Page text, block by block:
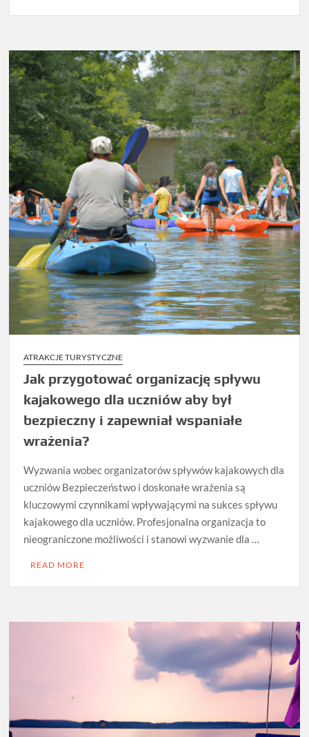
ATRAKCJE TURYSTYCZNE
Jak przygotować organizację spływu
kajakowego dla uczniów aby był
bezpieczny i zapewniał wspaniałe
wrażenia?
Wyzwania wobec organizatorów spływów kajakowych dla
uczniów Bezpieczeństwo i doskonałe wrażenia są
kluczowymi czynnikami wpływającymi na sukces spływu
kajakowego dla uczniów. Profesjonalna organizacja to
nieograniczone możliwości i stanowi wyzwanie dla …
READ MORE